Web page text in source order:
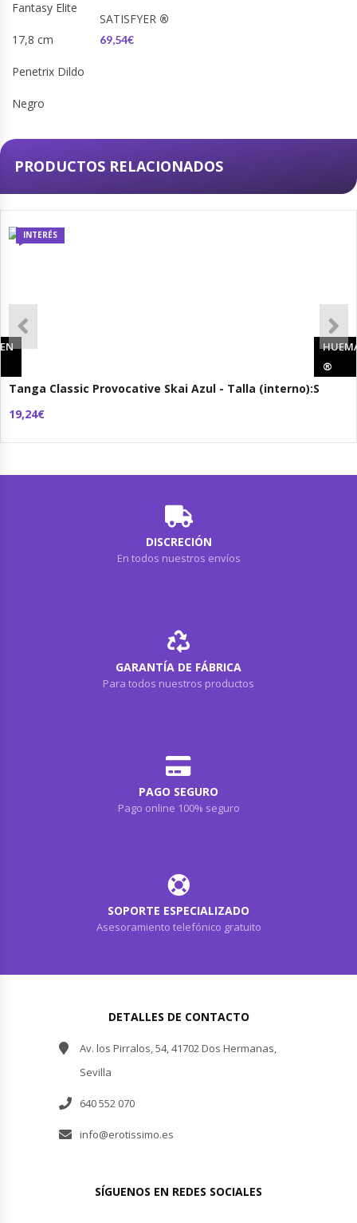
SATISFYER ®
69,54€
PRODUCTOS RELACIONADOS
INTERÉS
Tanga Classic Provocative Skai Azul - Talla (interno):S
19,24€
®
DISCRECIÓN
En todos nuestros envíos
GARANTÍA DE FÁBRICA
Para todos nuestros productos
PAGO SEGURO
Pago online 100% seguro
SOPORTE ESPECIALIZADO
Asesoramiento telefónico gratuito
DETALLES DE CONTACTO
Av. los Pirralos, 54, 41702 Dos Hermanas,
Sevilla
640 552 070
info@erotissimo.es
SÍGUENOS EN REDES SOCIALES